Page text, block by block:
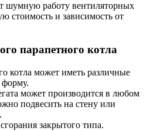
шумную работу вентиляторных
стоимость и зависимость от
парапетного котла
котла может иметь различные
может производится в любом
подвесить на стену или
закрытого типа.